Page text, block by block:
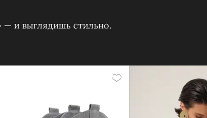
— и выглядишь стильно.